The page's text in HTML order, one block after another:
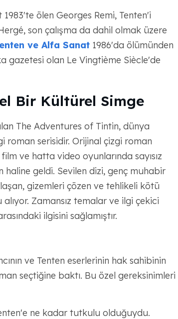
ölen Georges Remi, Tenten'i
son çalışma da dahil olmak üzere
ve Alfa Sanat1986'da ölümünden
gazetesi olan Le Vingtième Siècle'de
Bir Kültürel Simge
The Adventures of Tintin, dünya
roman serisidir. Orijinal çizgi roman
ve hatta video oyunlarında sayısız
geldi. Sevilen dizi, genç muhabir
gizemleri çözen ve tehlikeli kötü
Zamansız temalar ve ilgi çekici
ilgisini sağlamıştır.
ve Tenten eserlerinin hak sahibinin
seçtiğine baktı. Bu özel gereksinimleri
ne kadar tutkulu olduğuydu.